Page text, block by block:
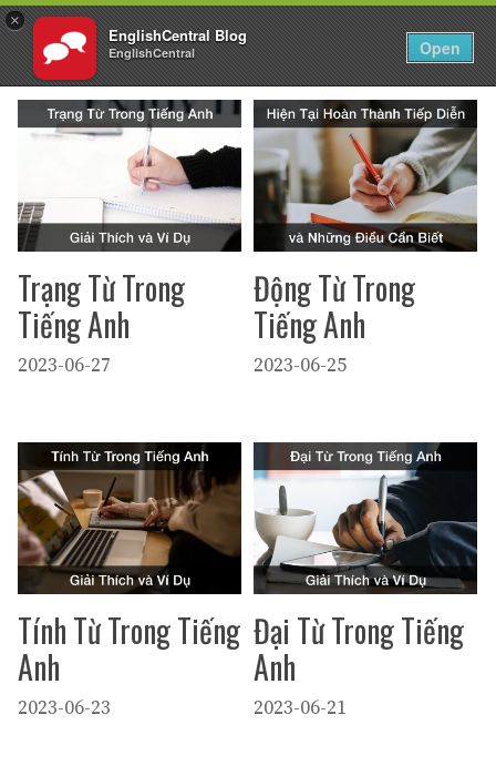
×
EnglishCentral Blog
EnglishCentral Open
Đăng nhập VI
Chuyển
đến
Trạng Từ Trong
Tiếng Anh
2023-06-27
Động Từ Trong
Tiếng Anh
2023-06-25
Tính Từ Trong Tiếng
Anh
2023-06-23
Đại Từ Trong Tiếng
Anh
2023-06-21